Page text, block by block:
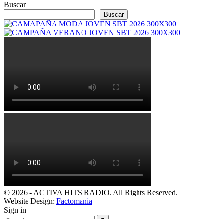
Buscar
Buscar
© 2026 - ACTIVA HITS RADIO. All Rights Reserved.
Website Design: Factomania
Sign in